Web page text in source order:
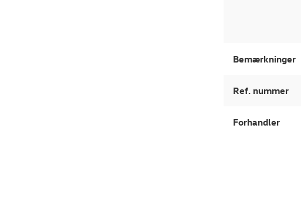
Bemærkninger
Ref. nummer
Forhandler